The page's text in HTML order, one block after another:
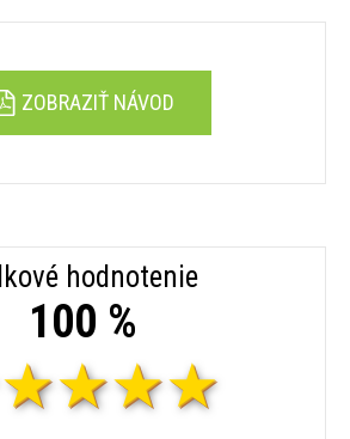
ZOBRAZIŤ NÁVOD
hodnotenie
100 %